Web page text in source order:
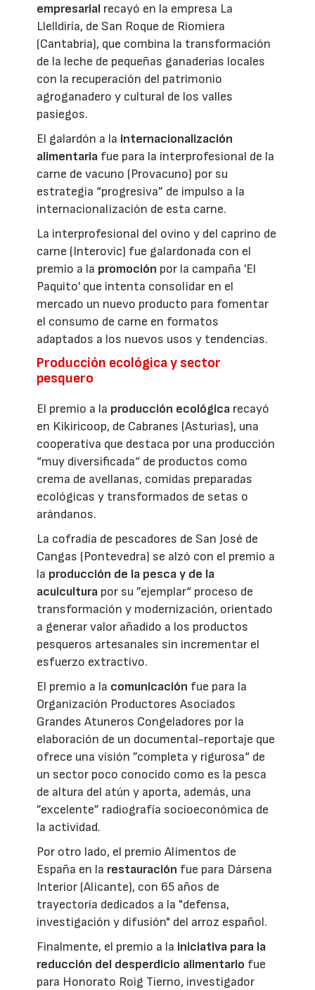
empresarial recayó en la empresa La
Llelldiría, de San Roque de Riomiera
(Cantabria), que combina la transformación
de la leche de pequeñas ganaderías locales
con la recuperación del patrimonio
agroganadero y cultural de los valles
pasiegos.
El galardón a la internacionalización
alimentaria fue para la interprofesional de la
carne de vacuno (Provacuno) por su
estrategia “progresiva” de impulso a la
internacionalización de esta carne.
La interprofesional del ovino y del caprino de
carne (Interovic) fue galardonada con el
premio a la promoción por la campaña 'El
Paquito' que intenta consolidar en el
mercado un nuevo producto para fomentar
el consumo de carne en formatos
adaptados a los nuevos usos y tendencias.
Producción ecológica y sector
pesquero
El premio a la producción ecológica recayó
en Kikiricoop, de Cabranes (Asturias), una
cooperativa que destaca por una producción
“muy diversificada“ de productos como
crema de avellanas, comidas preparadas
ecológicas y transformados de setas o
arándanos.
La cofradía de pescadores de San José de
Cangas (Pontevedra) se alzó con el premio a
la producción de la pesca y de la
acuicultura por su ”ejemplar“ proceso de
transformación y modernización, orientado
a generar valor añadido a los productos
pesqueros artesanales sin incrementar el
esfuerzo extractivo.
El premio a la comunicación fue para la
Organización Productores Asociados
Grandes Atuneros Congeladores por la
elaboración de un documental-reportaje que
ofrece una visión ”completa y rigurosa“ de
un sector poco conocido como es la pesca
de altura del atún y aporta, además, una
”excelente” radiografía socioeconómica de
la actividad.
Por otro lado, el premio Alimentos de
España en la restauración fue para Dársena
Interior (Alicante), con 65 años de
trayectoria dedicados a la "defensa,
investigación y difusión" del arroz español.
Finalmente, el premio a la iniciativa para la
reducción del desperdicio alimentario fue
para Honorato Roig Tierno, investigador